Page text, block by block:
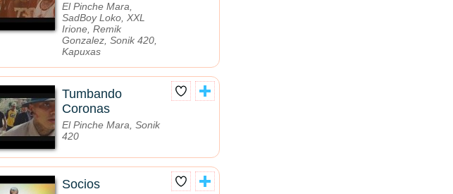
El Pinche Mara,
SadBoy Loko, XXL
Irione, Remik
Gonzalez, Sonik 420,
Kapuxas
Tumbando
Coronas
El Pinche Mara, Sonik
420
Socios